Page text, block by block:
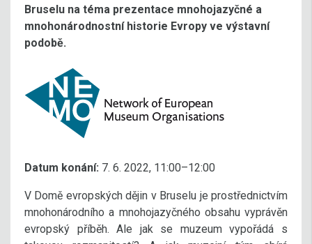
Bruselu na téma prezentace mnohojazyčné a
mnohonárodnostní historie Evropy ve výstavní
podobě.
Datum konání: 7. 6. 2022, 11:00–12:00
V Domě evropských dějin v Bruselu je prostřednictvím
mnohonárodního a mnohojazyčného obsahu vyprávěn
evropský příběh. Ale jak se muzeum vypořádá s